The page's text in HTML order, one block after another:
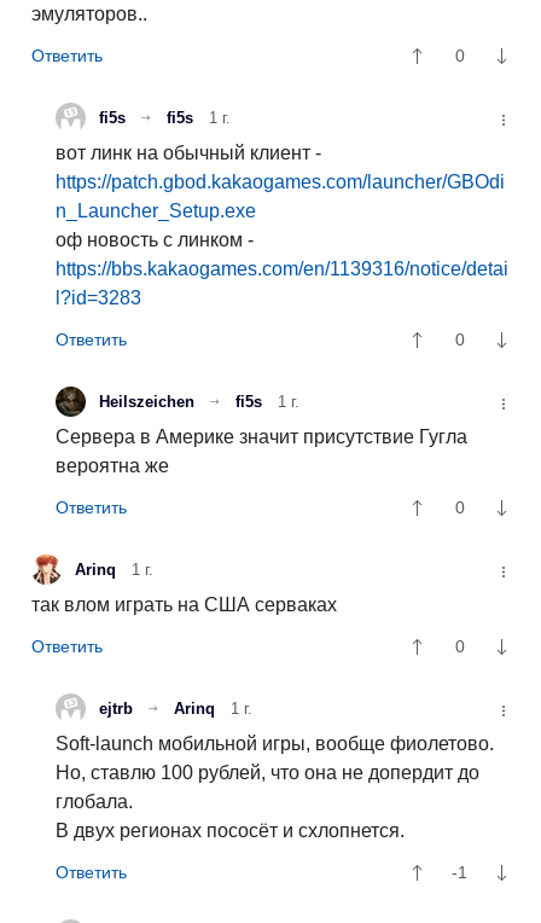
эмуляторов..
0
fi5s fi5s 1 г.
вот линк на обычный клиент -
https://patch.gbod.kakaogames.com/launcher/GBOdi
n_Launcher_Setup.exe
оф новость с линком -
https://bbs.kakaogames.com/en/1139316/notice/detai
l?id=3283
0
Heilszeichen fi5s 1 г.
Сервера в Америке значит присутствие Гугла
вероятна же
0
Arinq 1 г.
так влом играть на США серваках
0
ejtrb Arinq 1 г.
Soft-launch мобильной игры, вообще фиолетово.
Но, ставлю 100 рублей, что она не допердит до
глобала.
В двух регионах пососёт и схлопнется.
-1